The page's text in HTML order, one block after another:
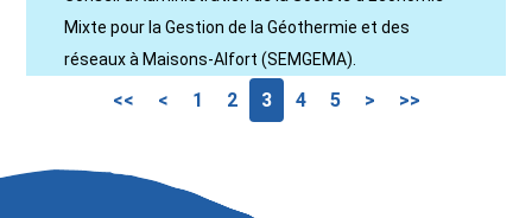
Mixte pour la Gestion de la Géothermie et des
réseaux à Maisons-Alfort (SEMGEMA).
<< < 1 2 3 4 5 > >>